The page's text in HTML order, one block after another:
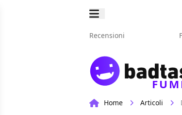
Recensioni
Home Articoli